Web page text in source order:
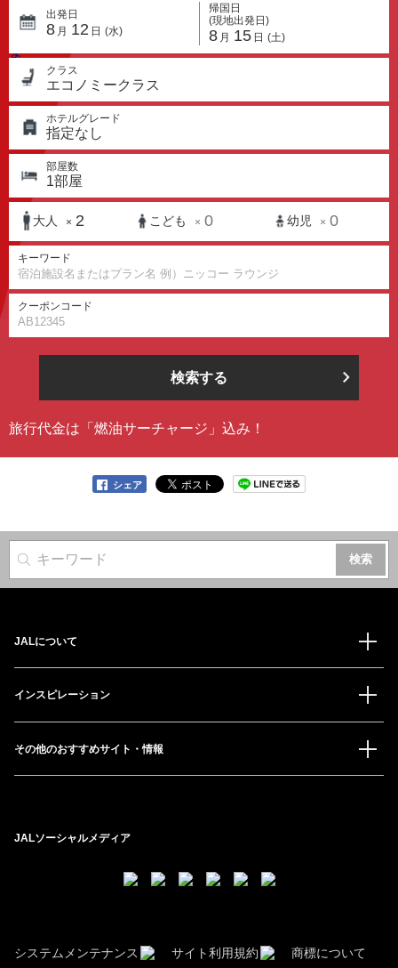
出発日
8 月 12 日 (水)
帰国日
(現地出発日)
8 月 15 日 (土)
クラス
エコノミークラス
ホテルグレード
指定なし
部屋数
1部屋
大人 × 2 こども × 0 幼児 × 0
キーワード
クーポンコード
検索する
旅行代金は「燃油サーチャージ」込み！
シェア
サイト内検索
JALについて
インスピレーション
その他のおすすめサイト・情報
JALソーシャルメディア
システムメンテナンス サイト利用規約 商標について